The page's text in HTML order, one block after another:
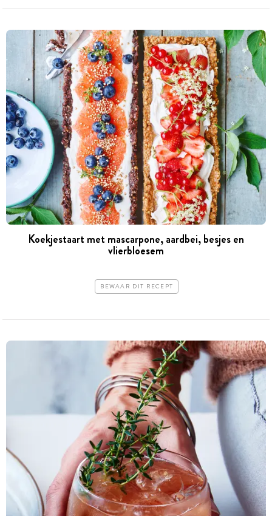
Koekjestaart met mascarpone, aardbei, besjes en
vlierbloesem
BEWAAR DIT RECEPT